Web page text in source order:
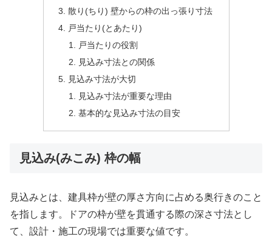
散り(ちり) 壁からの枠の出っ張り寸法
戸当たり(とあたり)
戸当たりの役割
見込み寸法との関係
見込み寸法が大切
見込み寸法が重要な理由
基本的な見込み寸法の目安
見込み(みこみ) 枠の幅
見込みとは、建具枠が壁の厚さ方向に占める奥行きのこと
を指します。ドアの枠が壁を貫通する際の深さ寸法とし
て、設計・施工の現場では重要な値です。